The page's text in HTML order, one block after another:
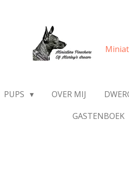
PUPS OVER MIJ
GASTENBOEK